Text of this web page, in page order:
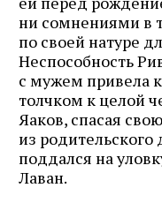
ни сомнениями в
по своей натуре
Неспособность
с мужем привела
толчком к целой
Яаков, спасая
из родительского
поддался на
Лаван.